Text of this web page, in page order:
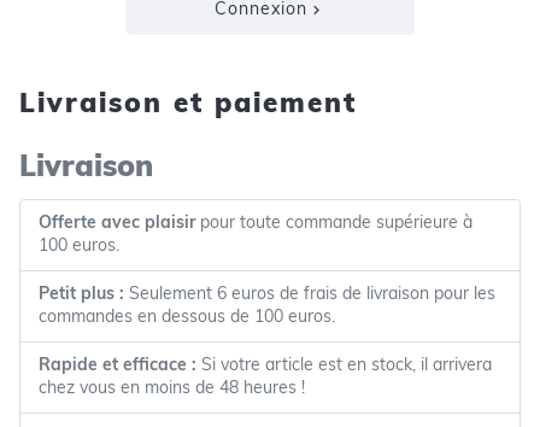
Connexion
Livraison et paiement
Livraison
Offerte avec plaisirpour toute commande supérieure à
100 euros.
Petit plus : Seulement 6 euros de frais de livraison pour les
commandes en dessous de 100 euros.
Rapide et efficace : Si votre article est en stock, il arrivera
chez vous en moins de 48 heures !